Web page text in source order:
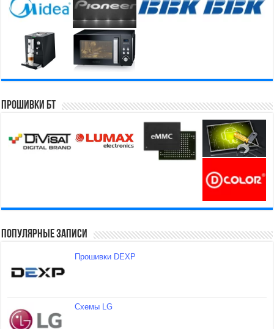
Прошивки БТ
Популярные записи
Прошивки DEXP
Схемы LG